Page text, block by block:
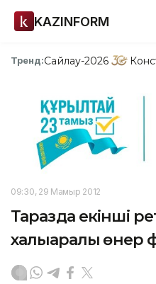
KAZINFORM
Тренд:Сайлау-2026
09:30, 29 Мамыр 2012
Таразда екінші
халықаралық